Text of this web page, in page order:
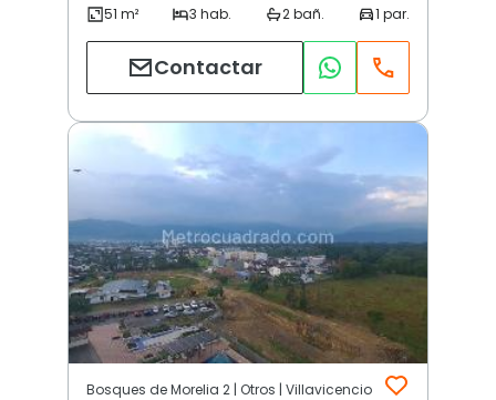
Contactar
Bosques de Morelia 2 | Otros | Villavicencio